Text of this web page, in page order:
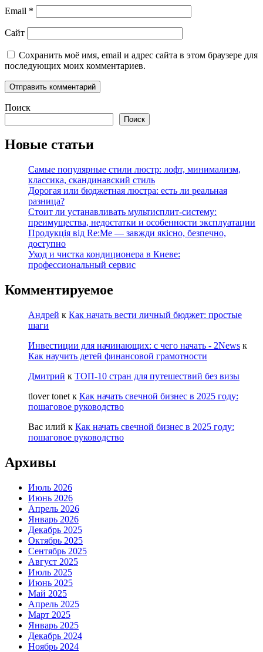
Email *
Сайт
Сохранить моё имя, email и адрес сайта в этом браузере для
последующих моих комментариев.
Поиск
Поиск
Новые статьи
Самые популярные стили люстр: лофт, минимализм,
классика, скандинавский стиль
Дорогая или бюджетная люстра: есть ли реальная
разница?
Стоит ли устанавливать мультисплит-систему:
преимущества, недостатки и особенности эксплуатации
Продукція від Re:Me — завжди якісно, безпечно,
доступно
Уход и чистка кондиционера в Киеве:
профессиональный сервис
Комментируемое
Андрей к Как начать вести личный бюджет: простые
шаги
Инвестиции для начинающих: с чего начать - 2News к
Как научить детей финансовой грамотности
Дмитрий к ТОП-10 стран для путешествий без визы
tlover tonet к Как начать свечной бизнес в 2025 году:
пошаговое руководство
Вас илий к Как начать свечной бизнес в 2025 году:
пошаговое руководство
Архивы
Июль 2026
Июнь 2026
Апрель 2026
Январь 2026
Декабрь 2025
Октябрь 2025
Сентябрь 2025
Август 2025
Июль 2025
Июнь 2025
Май 2025
Апрель 2025
Март 2025
Январь 2025
Декабрь 2024
Ноябрь 2024